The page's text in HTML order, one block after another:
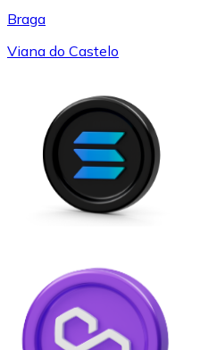
Braga
Viana do Castelo